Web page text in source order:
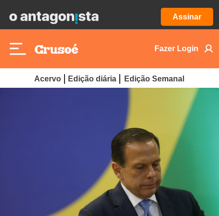
Assinar
Fazer Login
Acervo Edição diária Edição Semanal